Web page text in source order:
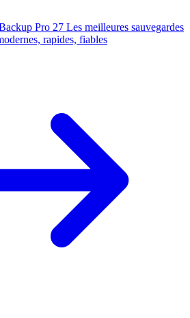
Pro 27 Les meilleures sauvegardes
rapides, fiables